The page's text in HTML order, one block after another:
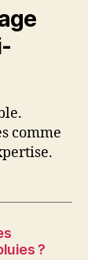
comme
?